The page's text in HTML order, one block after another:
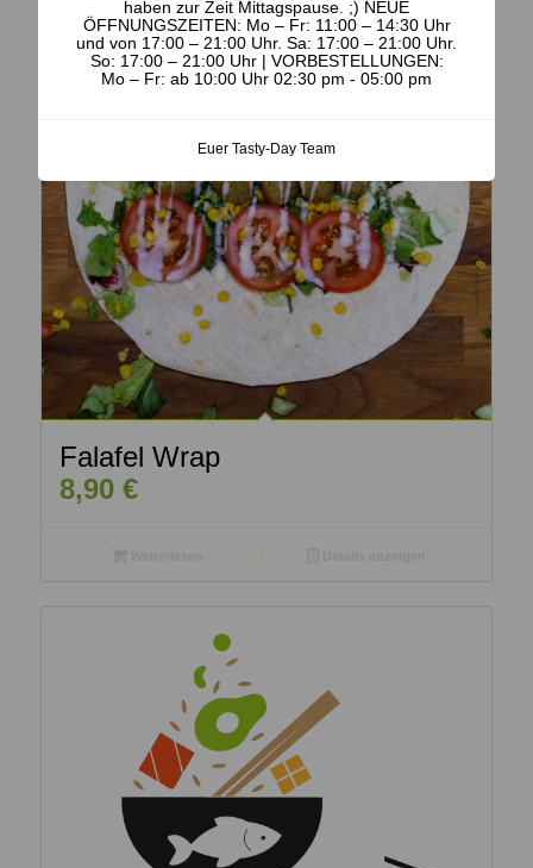
Falafel Wrap
8,90 €
haben zur Zeit Mittagspause. ;) NEUE
ÖFFNUNGSZEITEN: Mo – Fr: 11:00 – 14:30 Uhr
und von 17:00 – 21:00 Uhr. Sa: 17:00 – 21:00 Uhr.
So: 17:00 – 21:00 Uhr | VORBESTELLUNGEN:
Mo – Fr: ab 10:00 Uhr 02:30 pm - 05:00 pm
Euer Tasty-Day Team